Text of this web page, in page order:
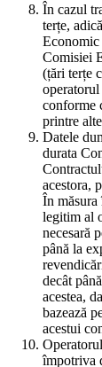
În cazul
terțe,
Comisiei
(țări terțe
operatorul
conforme
printre
Datele
durata
acestora,
În măsura
legitim al
necesară
până la
decât
acestea,
bazează
acestui
împotriva